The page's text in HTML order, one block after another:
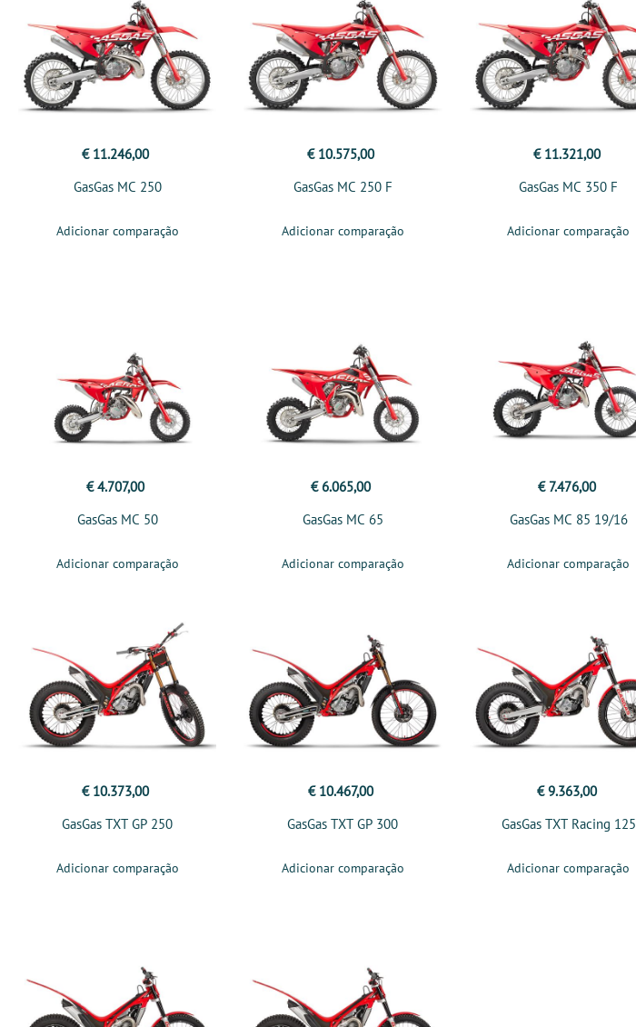
€ 11.246,00
GasGas MC 250
Adicionar comparação
€ 10.575,00
GasGas MC 250 F
Adicionar comparação
€ 11.321,00
GasGas MC 350 F
Adicionar comparação
€ 4.707,00
GasGas MC 50
Adicionar comparação
€ 6.065,00
GasGas MC 65
Adicionar comparação
€ 7.476,00
GasGas MC 85 19/16
Adicionar comparação
€ 10.373,00
GasGas TXT GP 250
Adicionar comparação
€ 10.467,00
GasGas TXT GP 300
Adicionar comparação
€ 9.363,00
GasGas TXT Racing 125
Adicionar comparação